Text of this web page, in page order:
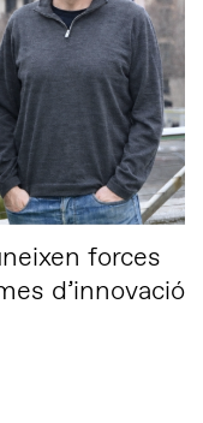
forces
d’innovació